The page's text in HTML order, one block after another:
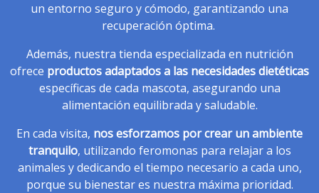
un entorno seguro y cómodo, garantizando una
recuperación óptima.
Además, nuestra tienda especializada en nutrición
ofrece productos adaptados a las necesidades dietéticas
específicas de cada mascota, asegurando una
alimentación equilibrada y saludable.
En cada visita, nos esforzamos por crear un ambiente
tranquilo, utilizando feromonas para relajar a los
animales y dedicando el tiempo necesario a cada uno,
porque su bienestar es nuestra máxima prioridad.